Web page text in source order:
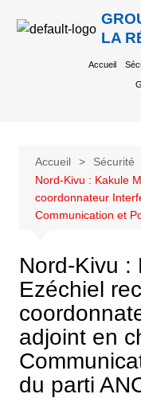
LA
Accueil
Accueil
Sécurité
Nord-Kivu : Kakule
coordonnateur
Communication et
Nord-Kivu :
Ezéchiel
adjoint en
du parti